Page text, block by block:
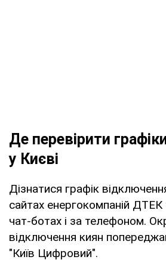
Де перевірити
у Києві
Дізнатися графік
сайтах енергокомпаній ДТЕК
чат-ботах і за телефоном.
відключення киян
"Київ Цифровий".